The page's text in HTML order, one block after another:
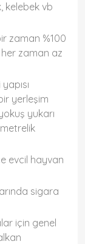
kelebek vb
zaman %100
zaman az
yerleşim
yukarı
evcil hayvan
sigara
için genel